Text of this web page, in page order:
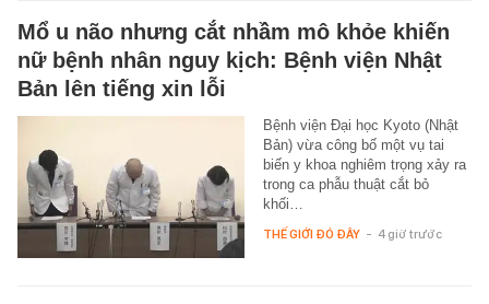
Mổ u não nhưng cắt nhầm mô khỏe khiến
nữ bệnh nhân nguy kịch: Bệnh viện Nhật
Bản lên tiếng xin lỗi
Bệnh viện Đại học Kyoto (Nhật
Bản) vừa công bố một vụ tai
biến y khoa nghiêm trọng xảy ra
trong ca phẫu thuật cắt bỏ
khối…
THẾ GIỚI ĐÓ ĐÂY - 4 giờ trước